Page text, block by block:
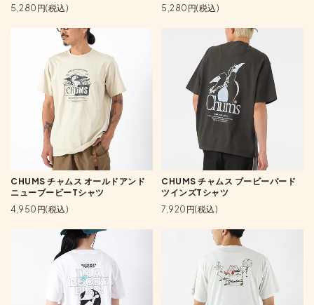
5,280円(税込)
5,280円(税込)
CHUMS チャムス オールドアンド
ニューブービーTシャツ
4,950円(税込)
CHUMS チャムス ブービーバード
ツインズTシャツ
7,920円(税込)